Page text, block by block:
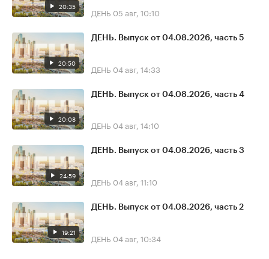
20:35 ДЕНЬ 05 авг, 10:10
20:50
ДЕНЬ. Выпуск от 04.08.2026, часть 5
ДЕНЬ 04 авг, 14:33
20:08
ДЕНЬ. Выпуск от 04.08.2026, часть 4
ДЕНЬ 04 авг, 14:10
24:59
ДЕНЬ. Выпуск от 04.08.2026, часть 3
ДЕНЬ 04 авг, 11:10
19:21
ДЕНЬ. Выпуск от 04.08.2026, часть 2
ДЕНЬ 04 авг, 10:34